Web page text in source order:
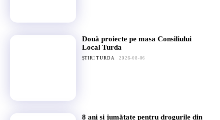
Două proiecte pe masa Consiliului
Local Turda
ȘTIRI TURDA 2026-08-06
8 ani și jumătate pentru drogurile din